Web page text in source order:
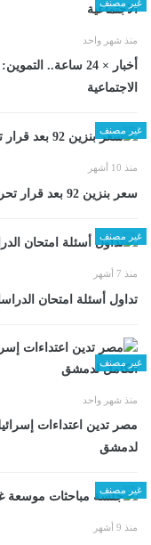
غير مصنف
منذ شهر واحد
أخبار × 24 ساعة..
الاجتماعية
غير مصنف
منذ 10 أشهر
سعر بنزين 92 بعد قرار تحريك أسعار المنتجات البترولية
غير مصنف
منذ 7 أشهر
تداول أسئلة امتحان
غير مصنف
منذ شهر واحد
مصر تدين اعتداءات
لدمشق
غير مصنف
منذ 9 أشهر